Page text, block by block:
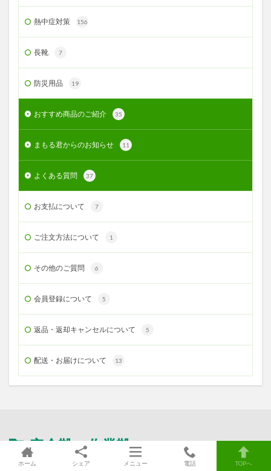
熱中症対策 156
長靴 7
防災用品 19
おすすめ商品のご紹介 35
まもる君からのお知らせ 11
よくある質問 37
お支払について 7
ご注文方法について 1
その他のご質問 6
会員登録について 5
返品・返却キャンセルについて 5
配送・お届けについて 13
安全靴・作業靴 の最新記事
ホーム シェア メニュー 電話 TOPへ